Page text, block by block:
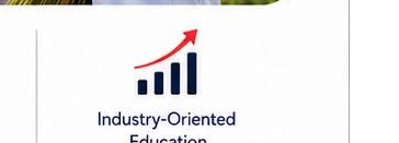
मोटरसाइकल पुरिए
प्रधानमन्त्री बालेन
शाहद्वारा मन्त्रिपरिषद्